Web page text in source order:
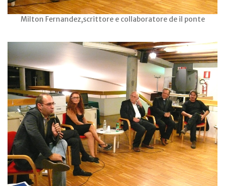
Milton Fernandez,scrittore e collaboratore de il ponte